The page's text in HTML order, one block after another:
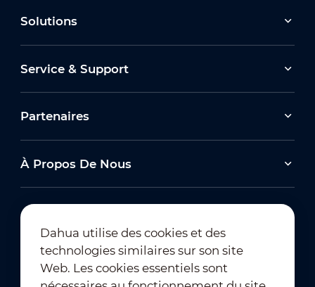
Solutions
Service & Support
Partenaires
À Propos De Nous
Abonnement à la newsletter
Dahua utilise des cookies et des
technologies similaires sur son site
Web. Les cookies essentiels sont